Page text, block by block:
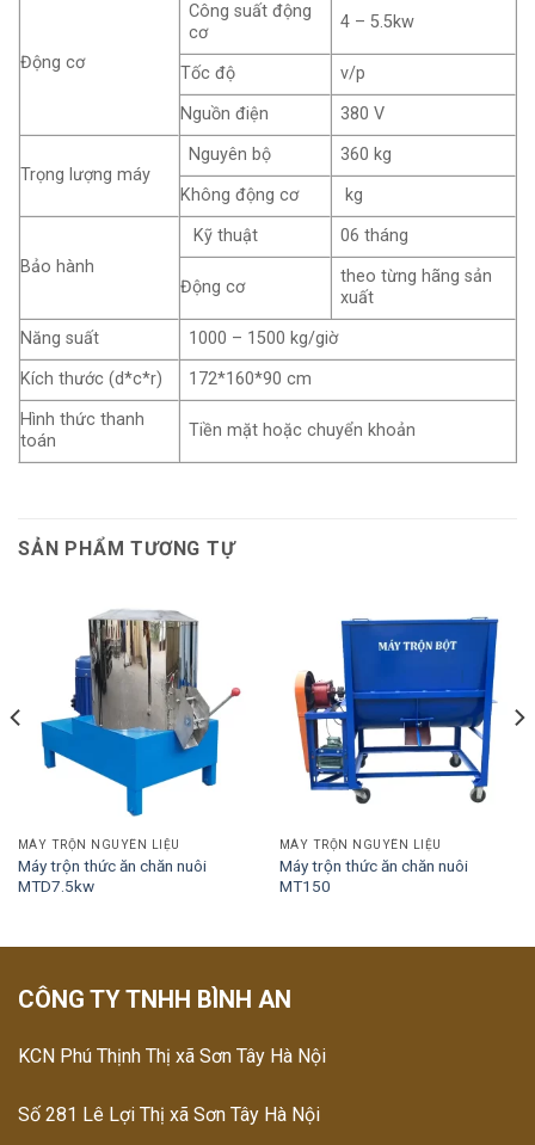
Động cơ
Công suất động
cơ
4 – 5.5kw
Tốc độ
v/p
Nguồn điện
380 V
Trọng lượng máy
Nguyên bộ
360 kg
Không động cơ
kg
Bảo hành
Kỹ thuật 06 tháng
Động cơ
theo từng hãng sản
xuất
Năng suất
1000 – 1500 kg/giờ
Kích thước (d*c*r)
172*160*90 cm
Hình thức thanh
toán
Tiền mặt hoặc chuyển khoản
SẢN PHẨM TƯƠNG TỰ
MÁY TRỘN NGUYÊN LIỆU
Máy trộn thức ăn chăn nuôi
MTD7.5kw
MÁY TRỘN NGUYÊN LIỆU
Máy trộn thức ăn chăn nuôi
MT150
CÔNG TY TNHH BÌNH AN
KCN Phú Thịnh Thị xã Sơn Tây Hà Nội
Số 281 Lê Lợi Thị xã Sơn Tây Hà Nội